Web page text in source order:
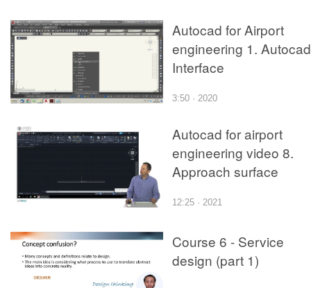
Autocad for Airport
engineering 1. Autocad
Interface
3:50 · 2020
Autocad for airport
engineering video 8.
Approach surface
12:25 · 2021
Course 6 - Service
design (part 1)